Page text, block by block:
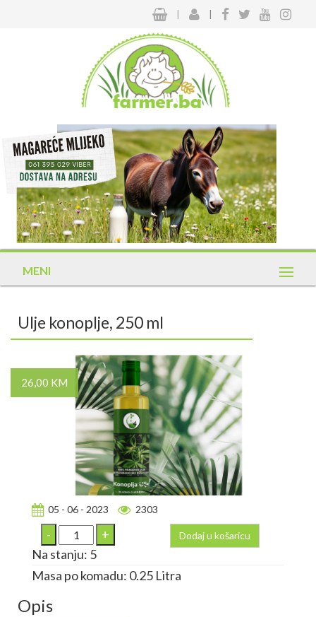
| |
MENI
Ulje konoplje, 250 ml
26,00 KM
05 - 06 - 2023 2303
Dodaj u košaricu
Na stanju: 5
Masa po komadu: 0.25 Litra
Opis